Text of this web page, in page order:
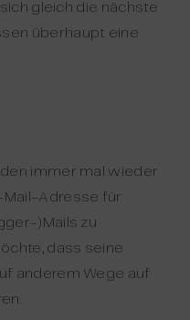
gleich die nächste
überhaupt eine
immer mal wieder
Mail-Adresse für
)Mails zu
dass seine
anderem Wege auf